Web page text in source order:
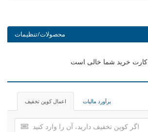
محصولات/تنظیمات
کارت خرید شما خالی است
اعمال کوپن تخفیف برآورد مالیات